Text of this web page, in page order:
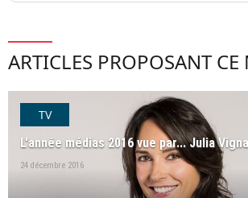
ARTICLES PROPOSANT
TV
L'année médias 2016 vue par... Julia
24 décembre 2016